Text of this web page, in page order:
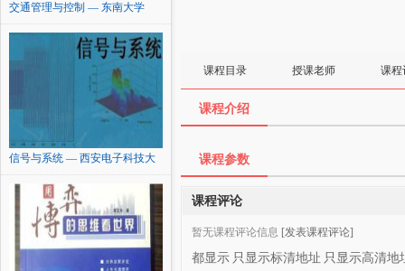
交通管理与控制 — 东南大学
信号与系统 — 西安电子科技大
学
课程目录 授课老师 课程
课程介绍
课程参数
课程评论
暂无课程评论信息 [发表课程评论]
都显示 只显示标清地址 只显示高清地